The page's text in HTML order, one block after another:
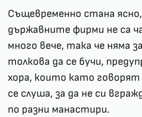
Същевременно стана
държавните фирми не са
много вече, така че няма
толкова да се бучи,
хора, които като
се слуша, за да не си
по разни манастири.